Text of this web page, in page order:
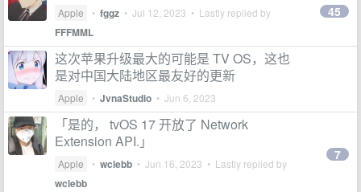
Apple • fggz • Jul 12, 2023 • Lastly replied by
FFFMML
45
这次苹果升级最大的可能是 TV OS，这也
是对中国大陆地区最友好的更新
Apple • JvnaStudio • Jun 6, 2023
「是的， tvOS 17 开放了 Network
Extension API.」
Apple • wclebb • Jun 16, 2023 • Lastly replied by
wclebb
7